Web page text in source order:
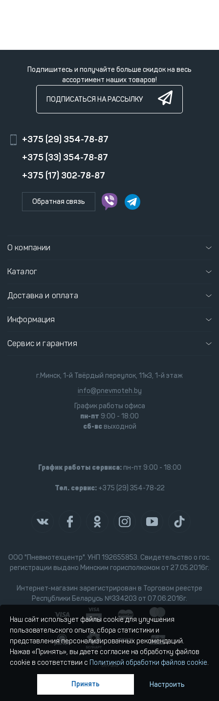
Подпишитесь и получайте больше скидок на весь
ассортимент наших товаров!
ПОДПИСАТЬСЯ НА РАССЫЛКУ
+375 (29) 354-78-87
+375 (33) 354-78-87
+375 (17) 302-78-87
Обратная связь
О компании
Каталог
Доставка и оплата
Информация
Сервис и гарантия
ООО "Пневмотехцентр". УНП 192655853. Свидетельство о гос.
регистрации выдано Минским горисполкомом от 27.05.2016г.
Интернет-магазин зарегистрирован в Торговом реестре
Республики Беларусь №334203 от 07.06.2016г.
г.Минск, 1-й Твёрдый переулок, 11к3, 1-й этаж
info@pnevmoteh.by
График работы офиса
пн-пт 9:00 - 18:00
сб-всвыходной
График работы сервиса:пн-пт 9:00 - 18:00
Тел. сервис:+375 (29) 354-78-22
Наш сайт использует файлы cookie для улучшения
пользовательского опыта, сбора статистики и
представления персонализированных рекомендаций.
Нажав «Принять», вы даете согласие на обработку файлов
cookie в соответствии с Политикой обработки файлов cookie.
Настроить
Принять